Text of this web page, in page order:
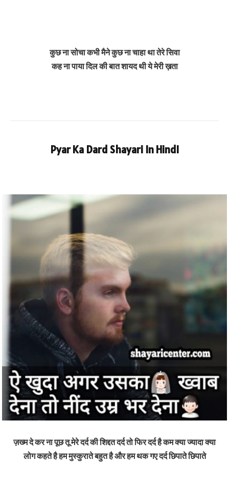
कुछ ना सोचा कभी मैने कुछ ना चाहा था तेरे सिवा
कह ना पाया दिल की बात शायद थी ये मेरी ख़ता
Pyar Ka Dard Shayari In HindI
ज़ख्म दे कर ना पूछ तू मेरे दर्द की शिद्दत दर्द तो फिर दर्द है कम क्या ज्यादा क्या
लोग कहते है हम मुस्कुराते बहुत है और हम थक गए दर्द छिपाते छिपाते